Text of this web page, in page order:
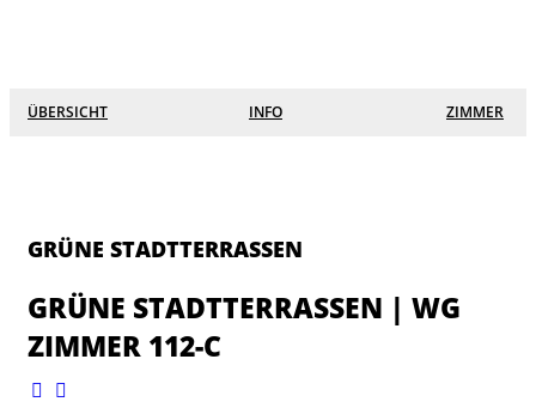
Grüne Stadtterrassen
ÜBERSICHT INFO ZIMMER
GRÜNE STADTTERRASSEN
GRÜNE STADTTERRASSEN | WG
ZIMMER 112-C